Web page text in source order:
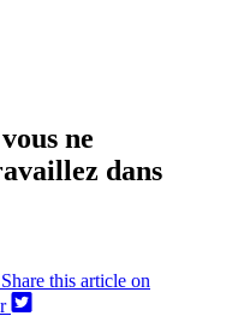
ne
dans
Share this article on